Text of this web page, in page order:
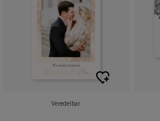
Veredelbar